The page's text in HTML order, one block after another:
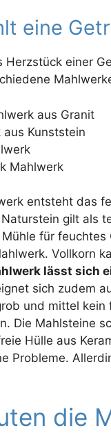
eine
Herzstück einer
aus Granit
Kunststein
Mahlwerk
entsteht das
gilt als
für
Vollkorn
lässt sich
sich zudem
und mittel kein
Die Mahlsteine
Hülle aus
Probleme.
die